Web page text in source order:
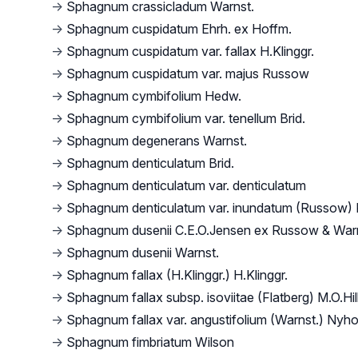
→ Sphagnum crassicladum Warnst.
→ Sphagnum cuspidatum Ehrh. ex Hoffm.
→ Sphagnum cuspidatum var. fallax H.Klinggr.
→ Sphagnum cuspidatum var. majus Russow
→ Sphagnum cymbifolium Hedw.
→ Sphagnum cymbifolium var. tenellum Brid.
→ Sphagnum degenerans Warnst.
→ Sphagnum denticulatum Brid.
→ Sphagnum denticulatum var. denticulatum
→ Sphagnum denticulatum var. inundatum (Russow)
→ Sphagnum dusenii C.E.O.Jensen ex Russow &
→ Sphagnum dusenii Warnst.
→ Sphagnum fallax (H.Klinggr.) H.Klinggr.
→ Sphagnum fallax subsp. isoviitae (Flatberg)
→ Sphagnum fallax var. angustifolium (Warnst.)
→ Sphagnum fimbriatum Wilson